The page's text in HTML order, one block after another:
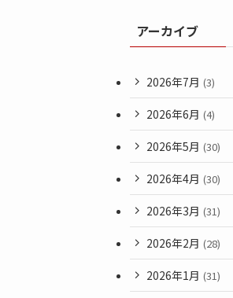
アーカイブ
2026年7月 (3)
2026年6月 (4)
2026年5月 (30)
2026年4月 (30)
2026年3月 (31)
2026年2月 (28)
2026年1月 (31)